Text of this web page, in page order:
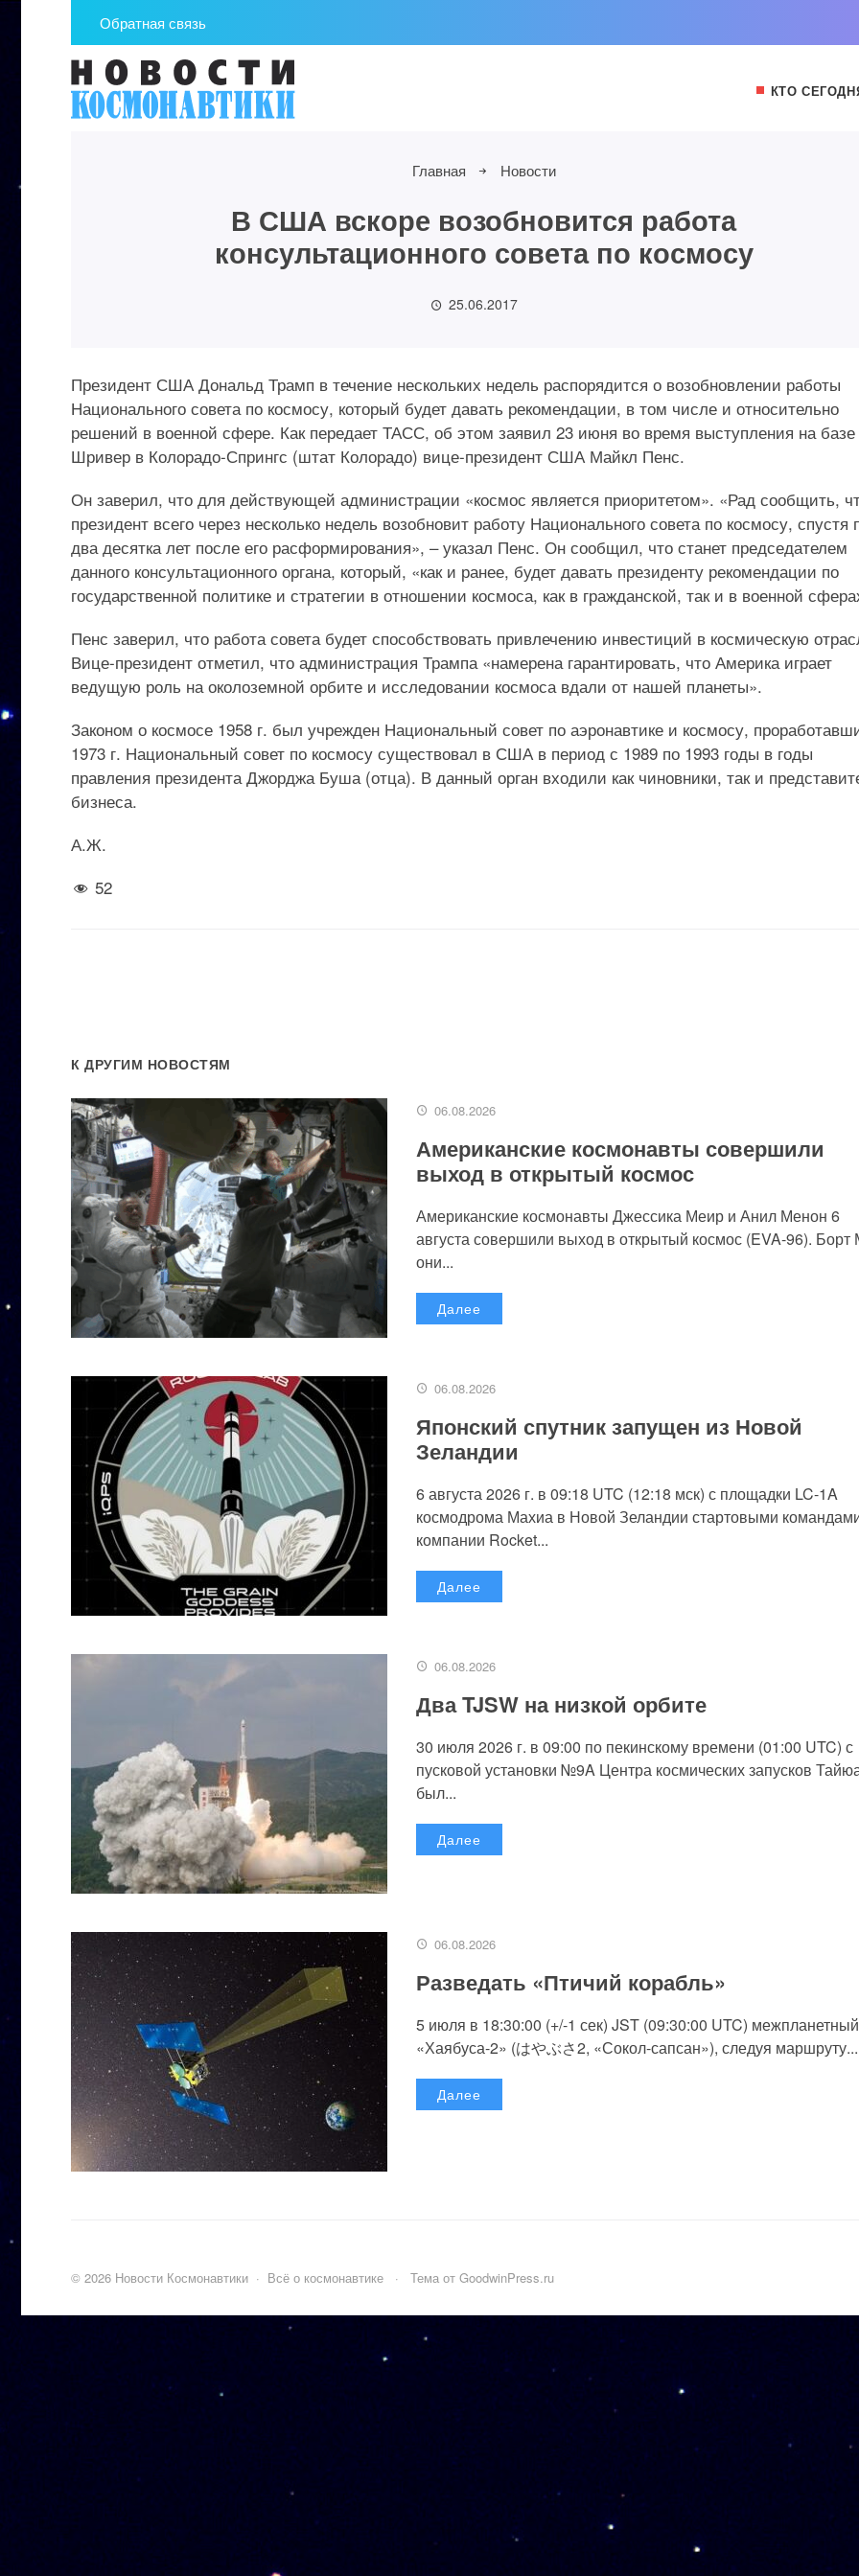
Обратная связь
КТО
Главная Новости
В США вскоре возобновится работа
консультационного совета по космосу
25.06.2017
Президент США Дональд Трамп в течение нескольких недель распорядится о возобновлении работы
Национального совета по космосу, который будет давать рекомендации, в том числе и относительно
решений в военной сфере. Как передает ТАСС, об этом заявил 23 июня во время выступления на
Шривер в Колорадо-Спрингс (штат Колорадо) вице-президент США Майкл Пенс.
Он заверил, что для действующей администрации «космос является приоритетом». «Рад сообщить,
президент всего через несколько недель возобновит работу Национального совета по космосу, спустя
два десятка лет после его расформирования», – указал Пенс. Он сообщил, что станет председателем
данного консультационного органа, который, «как и ранее, будет давать президенту рекомендации по
государственной политике и стратегии в отношении космоса, как в гражданской, так и в военной
Пенс заверил, что работа совета будет способствовать привлечению инвестиций в космическую
Вице-президент отметил, что администрация Трампа «намерена гарантировать, что Америка играет
ведущую роль на околоземной орбите и исследовании космоса вдали от нашей планеты».
Законом о космосе 1958 г. был учрежден Национальный совет по аэронавтике и космосу,
1973 г. Национальный совет по космосу существовал в США в период с 1989 по 1993 годы в годы
правления президента Джорджа Буша (отца). В данный орган входили как чиновники, так и
бизнеса.
А.Ж.
52
К ДРУГИМ НОВОСТЯМ
06.08.2026
Американские космонавты совершили
выход в открытый космос
Американские космонавты Джессика Меир и Анил Менон 6
августа совершили выход в открытый космос (EVA-96).
они...
Далее
06.08.2026
Японский спутник запущен из Новой
Зеландии
6 августа 2026 г. в 09:18 UTC (12:18 мск) с площадки LC-1A
космодрома Махиа в Новой Зеландии стартовыми
компании Rocket...
Далее
06.08.2026
Два TJSW на низкой орбите
30 июля 2026 г. в 09:00 по пекинскому времени (01:00 UTC) с
пусковой установки №9A Центра космических запусков
был...
Далее
06.08.2026
Разведать «Птичий корабль»
5 июля в 18:30:00 (+/-1 сек) JST (09:30:00 UTC)
«Хаябуса-2» (はやぶさ2, «Сокол-сапсан»), следуя маршруту...
Далее
© 2026 Новости Космонавтики · Всё о космонавтике · Тема от GoodwinPress.ru